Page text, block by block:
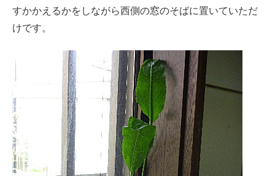
すかかえるかをしながら西側の窓のそばに置いていただ
けです。